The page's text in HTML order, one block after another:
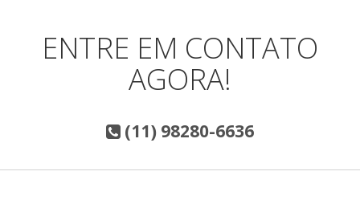
ENTRE EM CONTATO
AGORA!
(11) 98280-6636